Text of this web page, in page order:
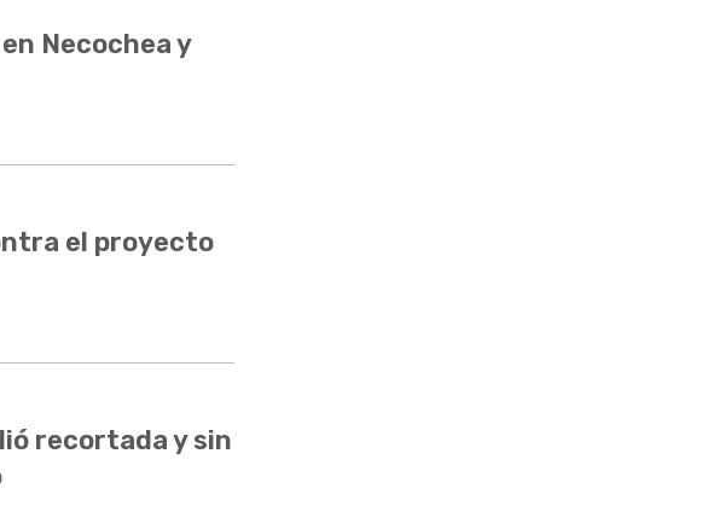
Necochea y
el proyecto
recortada y sin